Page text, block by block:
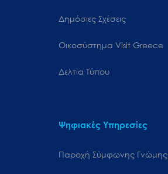
Δημόσιες Σχέσεις
Oικοσύστημα Visit Greece
Δελτία Τύπου
Ψηφιακές Υπηρεσίες
Παροχή Σύμφωνης Γνώμης